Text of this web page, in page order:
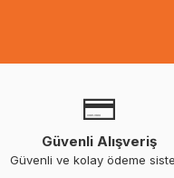
Güvenli Alışveriş
Güvenli ve kolay ödeme